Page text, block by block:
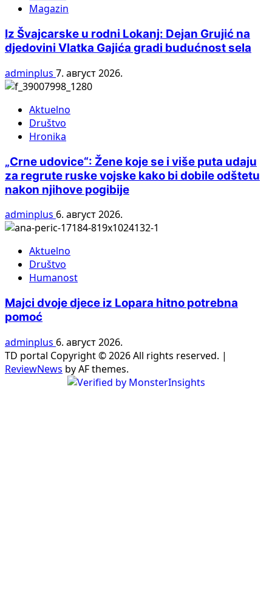
Magazin
Iz Švajcarske u rodni Lokanj: Dejan Grujić na
djedovini Vlatka Gajića gradi budućnost sela
adminplus 7. август 2026.
Aktuelno
Društvo
Hronika
„Crne udovice“: Žene koje se i više puta udaju
za regrute ruske vojske kako bi dobile odštetu
nakon njihove pogibije
adminplus 6. август 2026.
Aktuelno
Društvo
Humanost
Majci dvoje djece iz Lopara hitno potrebna
pomoć
adminplus 6. август 2026.
TD portal Copyright © 2026 All rights reserved. |
ReviewNews by AF themes.